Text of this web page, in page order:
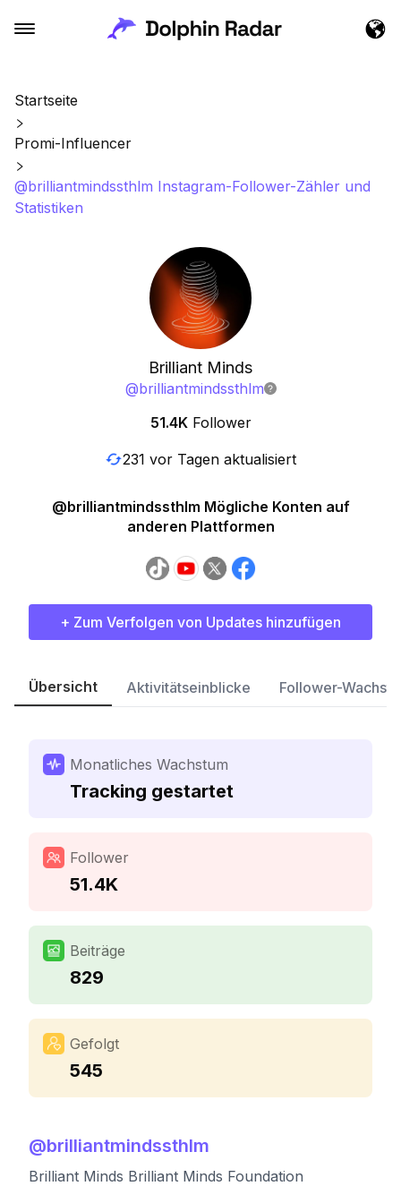
Startseite
Promi-Influencer
@brilliantmindssthlm Instagram-Follower-Zähler und
Statistiken
Brilliant Minds
@brilliantmindssthlm
51.4K Follower
231 vor Tagen aktualisiert
@brilliantmindssthlm Mögliche Konten auf
anderen Plattformen
+ Zum Verfolgen von Updates hinzufügen
Übersicht Aktivitätseinblicke Follower-
Monatliches Wachstum
Tracking gestartet
Follower
51.4K
Beiträge
829
Gefolgt
545
@brilliantmindssthlm
Brilliant Minds Brilliant Minds Foundation